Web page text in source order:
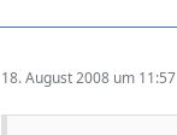
18. August 2008 um 11:57